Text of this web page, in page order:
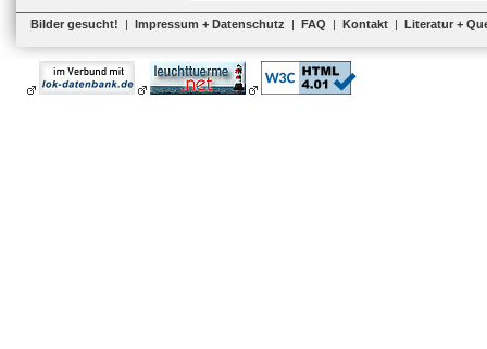
Bilder gesucht! | Impressum + Datenschutz | FAQ | Kontakt | Literatur +